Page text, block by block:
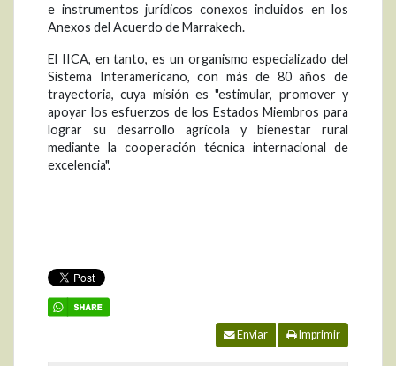
e instrumentos jurídicos conexos incluidos en los
Anexos del Acuerdo de Marrakech.
El IICA, en tanto, es un organismo especializado del
Sistema Interamericano, con más de 80 años de
trayectoria, cuya misión es "estimular, promover y
apoyar los esfuerzos de los Estados Miembros para
lograr su desarrollo agrícola y bienestar rural
mediante la cooperación técnica internacional de
excelencia".
Enviar Imprimir